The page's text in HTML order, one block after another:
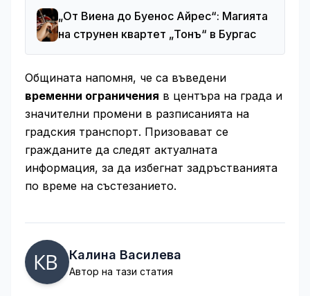
„От Виена до Буенос Айрес“: Магията
на струнен квартет „Тонъ“ в Бургас
Общината напомня, че са въведени
временни ограничения в центъра на града и
значителни промени в разписанията на
градския транспорт. Призовават се
гражданите да следят актуалната
информация, за да избегнат задръстванията
по време на състезанието.
Калина Василева
Автор на тази статия